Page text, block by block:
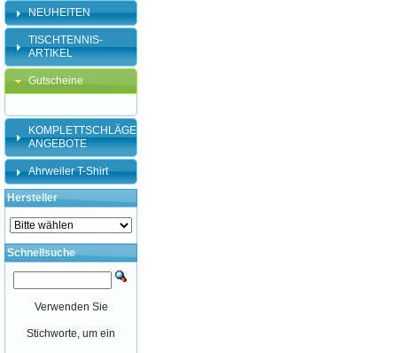
NEUHEITEN
TISCHTENNIS-
ARTIKEL
Gutscheine
KOMPLETTSCHLÄGER-
ANGEBOTE
Ahrweiler T-Shirt
Hersteller
Schnellsuche
Verwenden Sie
Stichworte, um ein